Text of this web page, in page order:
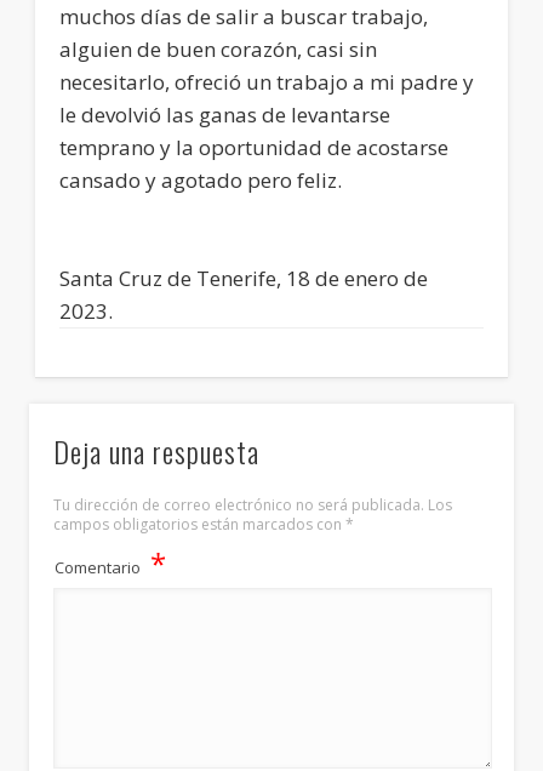
muchos días de salir a buscar trabajo,
alguien de buen corazón, casi sin
necesitarlo, ofreció un trabajo a mi padre y
le devolvió las ganas de levantarse
temprano y la oportunidad de acostarse
cansado y agotado pero feliz.
Santa Cruz de Tenerife, 18 de enero de
2023.
Deja una respuesta
Tu dirección de correo electrónico no será publicada. Los
campos obligatorios están marcados con*
Comentario *